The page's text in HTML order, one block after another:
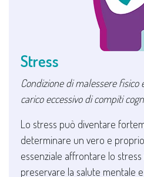
Stress
Condizione di malessere fisico
carico eccessivo di compiti
Lo stress può diventare
determinare un vero e
essenziale affrontare lo
preservare la salute mentale